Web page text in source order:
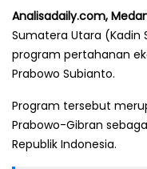
Analisadaily.com,
Sumatera Utara
program pertahanan
Prabowo Subianto.
Program tersebut
Prabowo-Gibran
Republik Indonesia.